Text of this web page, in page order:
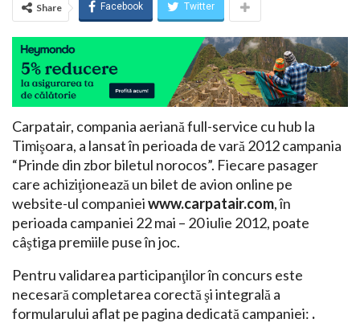
Share Facebook Twitter
Carpatair, compania aeriană full-service cu hub la
Timişoara, a lansat în perioada de vară 2012 campania
“Prinde din zbor biletul norocos”. Fiecare pasager
care achiziţionează un bilet de avion online pe
website-ul companieiwww.carpatair.com, în
perioada campaniei 22 mai – 20 iulie 2012, poate
câştiga premiile puse în joc.
Pentru validarea participanţilor în concurs este
necesară completarea corectă şi integrală a
formularului aflat pe pagina dedicată campaniei: .